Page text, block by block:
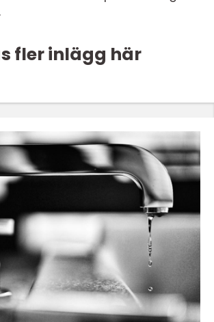
fler inlägg här